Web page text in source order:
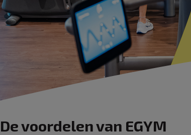
De voordelen van EGYM